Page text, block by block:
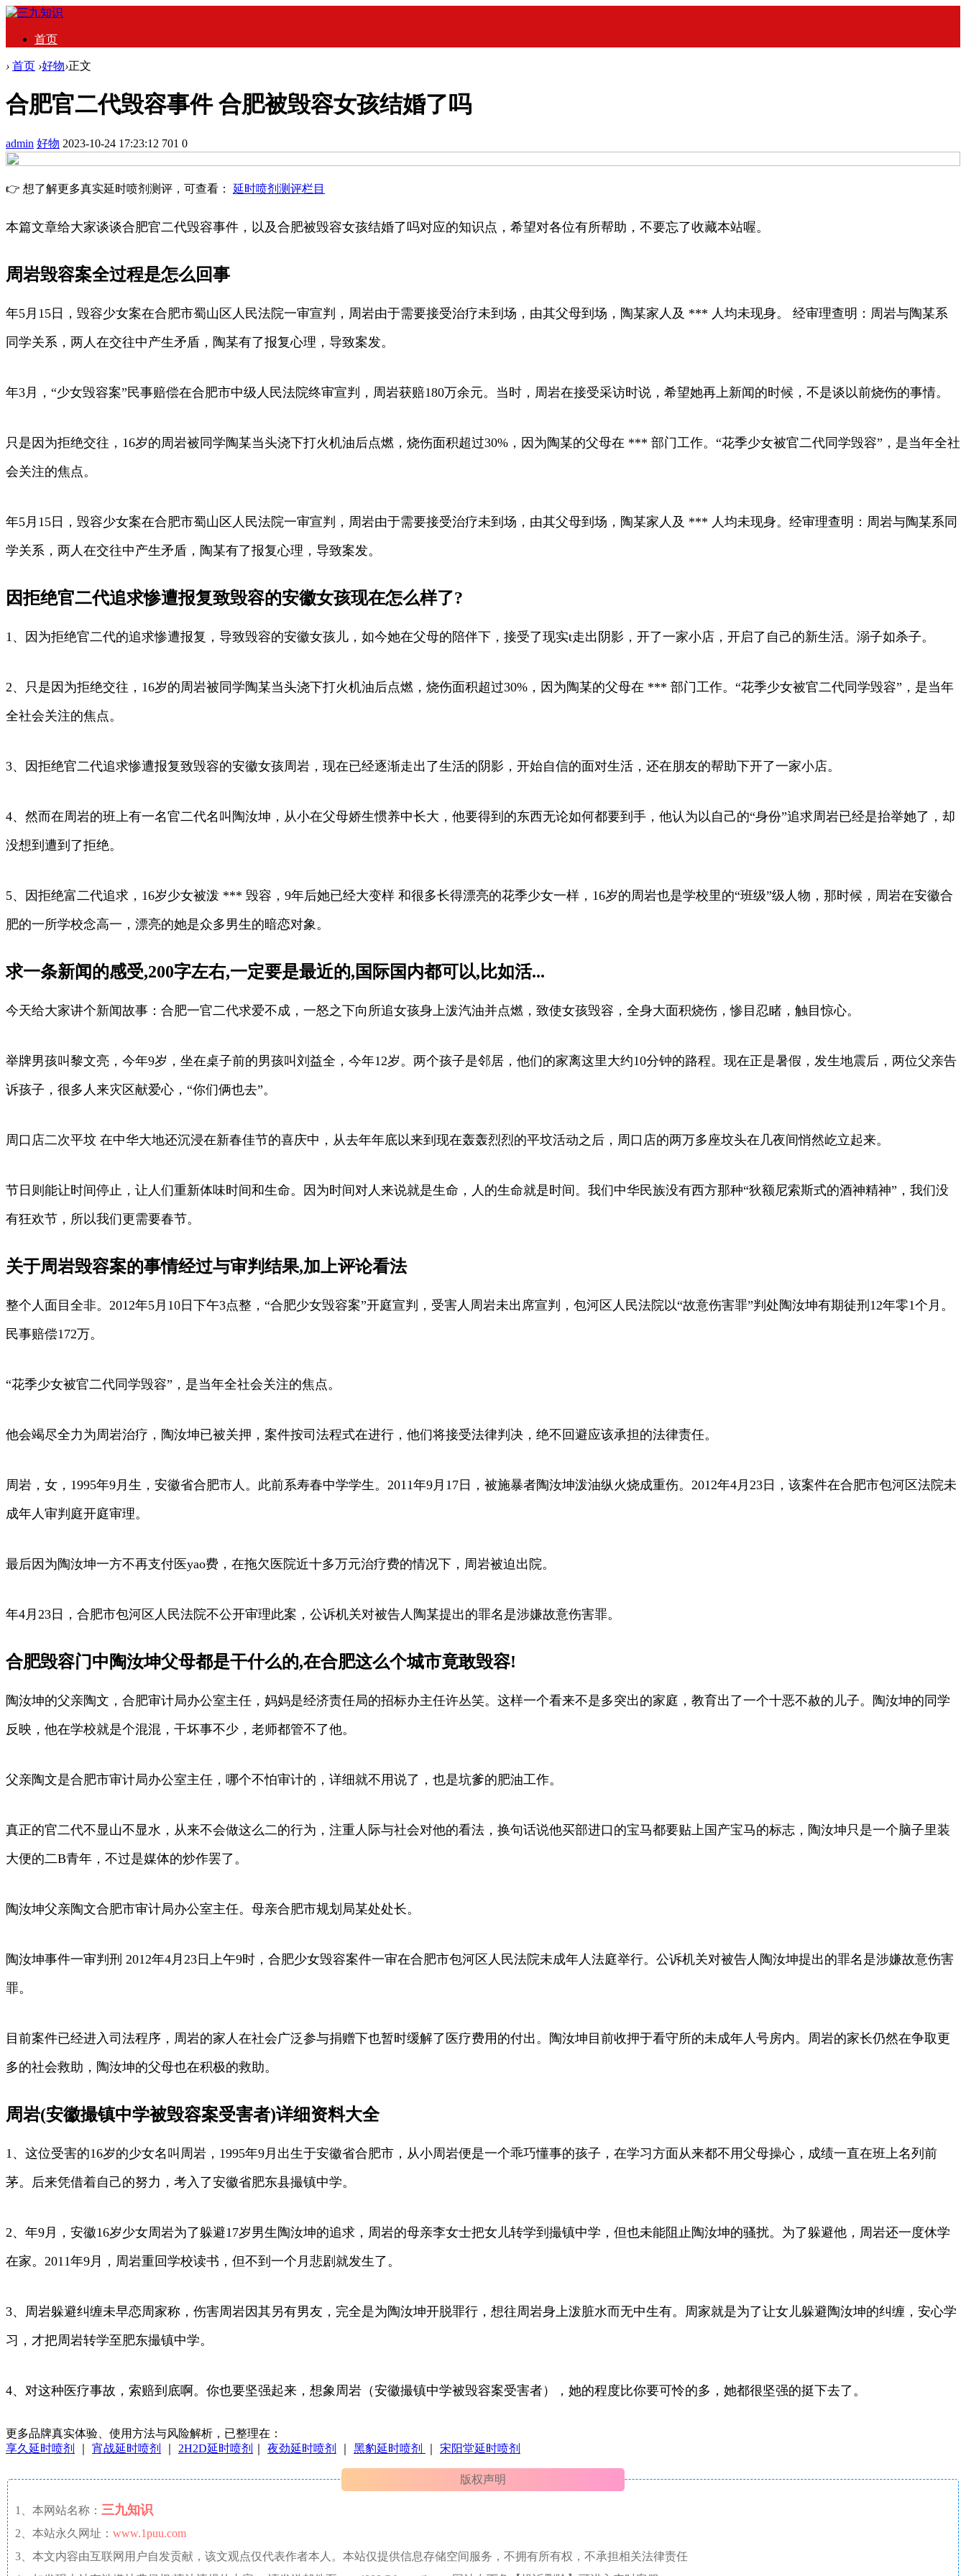
首页
› 首页 ›好物›正文
合肥官二代毁容事件 合肥被毁容女孩结婚了吗
admin 好物 2023-10-24 17:23:12 701 0
👉 想了解更多真实延时喷剂测评，可查看： 延时喷剂测评栏目
本篇文章给大家谈谈合肥官二代毁容事件，以及合肥被毁容女孩结婚了吗对应的知识点，希望对各位有所帮助，不要忘了收藏本站喔。
周岩毁容案全过程是怎么回事
年5月15日，毁容少女案在合肥市蜀山区人民法院一审宣判，周岩由于需要接受治疗未到场，由其父母到场，陶某家人及 *** 人均未现身。 经审理查明：周岩与陶某系
同学关系，两人在交往中产生矛盾，陶某有了报复心理，导致案发。
年3月，“少女毁容案”民事赔偿在合肥市中级人民法院终审宣判，周岩获赔180万余元。当时，周岩在接受采访时说，希望她再上新闻的时候，不是谈以前烧伤的事情。
只是因为拒绝交往，16岁的周岩被同学陶某当头浇下打火机油后点燃，烧伤面积超过30%，因为陶某的父母在 *** 部门工作。“花季少女被官二代同学毁容”，是当年全社
会关注的焦点。
年5月15日，毁容少女案在合肥市蜀山区人民法院一审宣判，周岩由于需要接受治疗未到场，由其父母到场，陶某家人及 *** 人均未现身。经审理查明：周岩与陶某系同
学关系，两人在交往中产生矛盾，陶某有了报复心理，导致案发。
因拒绝官二代追求惨遭报复致毁容的安徽女孩现在怎么样了?
1、因为拒绝官二代的追求惨遭报复，导致毁容的安徽女孩儿，如今她在父母的陪伴下，接受了现实t走出阴影，开了一家小店，开启了自己的新生活。溺子如杀子。
2、只是因为拒绝交往，16岁的周岩被同学陶某当头浇下打火机油后点燃，烧伤面积超过30%，因为陶某的父母在 *** 部门工作。“花季少女被官二代同学毁容”，是当年
全社会关注的焦点。
3、因拒绝官二代追求惨遭报复致毁容的安徽女孩周岩，现在已经逐渐走出了生活的阴影，开始自信的面对生活，还在朋友的帮助下开了一家小店。
4、然而在周岩的班上有一名官二代名叫陶汝坤，从小在父母娇生惯养中长大，他要得到的东西无论如何都要到手，他认为以自己的“身份”追求周岩已经是抬举她了，却
没想到遭到了拒绝。
5、因拒绝富二代追求，16岁少女被泼 *** 毁容，9年后她已经大变样 和很多长得漂亮的花季少女一样，16岁的周岩也是学校里的“班级”级人物，那时候，周岩在安徽合
肥的一所学校念高一，漂亮的她是众多男生的暗恋对象。
求一条新闻的感受,200字左右,一定要是最近的,国际国内都可以,比如活...
今天给大家讲个新闻故事：合肥一官二代求爱不成，一怒之下向所追女孩身上泼汽油并点燃，致使女孩毁容，全身大面积烧伤，惨目忍睹，触目惊心。
举牌男孩叫黎文亮，今年9岁，坐在桌子前的男孩叫刘益全，今年12岁。两个孩子是邻居，他们的家离这里大约10分钟的路程。现在正是暑假，发生地震后，两位父亲告
诉孩子，很多人来灾区献爱心，“你们俩也去”。
周口店二次平坟 在中华大地还沉浸在新春佳节的喜庆中，从去年年底以来到现在轰轰烈烈的平坟活动之后，周口店的两万多座坟头在几夜间悄然屹立起来。
节日则能让时间停止，让人们重新体味时间和生命。因为时间对人来说就是生命，人的生命就是时间。我们中华民族没有西方那种“狄额尼索斯式的酒神精神”，我们没
有狂欢节，所以我们更需要春节。
关于周岩毁容案的事情经过与审判结果,加上评论看法
整个人面目全非。2012年5月10日下午3点整，“合肥少女毁容案”开庭宣判，受害人周岩未出席宣判，包河区人民法院以“故意伤害罪”判处陶汝坤有期徒刑12年零1个月。
民事赔偿172万。
“花季少女被官二代同学毁容”，是当年全社会关注的焦点。
他会竭尽全力为周岩治疗，陶汝坤已被关押，案件按司法程式在进行，他们将接受法律判决，绝不回避应该承担的法律责任。
周岩，女，1995年9月生，安徽省合肥市人。此前系寿春中学学生。2011年9月17日，被施暴者陶汝坤泼油纵火烧成重伤。2012年4月23日，该案件在合肥市包河区法院未
成年人审判庭开庭审理。
最后因为陶汝坤一方不再支付医yao费，在拖欠医院近十多万元治疗费的情况下，周岩被迫出院。
年4月23日，合肥市包河区人民法院不公开审理此案，公诉机关对被告人陶某提出的罪名是涉嫌故意伤害罪。
合肥毁容门中陶汝坤父母都是干什么的,在合肥这么个城市竟敢毁容!
陶汝坤的父亲陶文，合肥审计局办公室主任，妈妈是经济责任局的招标办主任许丛笑。这样一个看来不是多突出的家庭，教育出了一个十恶不赦的儿子。陶汝坤的同学
反映，他在学校就是个混混，干坏事不少，老师都管不了他。
父亲陶文是合肥市审计局办公室主任，哪个不怕审计的，详细就不用说了，也是坑爹的肥油工作。
真正的官二代不显山不显水，从来不会做这么二的行为，注重人际与社会对他的看法，换句话说他买部进口的宝马都要贴上国产宝马的标志，陶汝坤只是一个脑子里装
大便的二B青年，不过是媒体的炒作罢了。
陶汝坤父亲陶文合肥市审计局办公室主任。母亲合肥市规划局某处处长。
陶汝坤事件一审判刑 2012年4月23日上午9时，合肥少女毁容案件一审在合肥市包河区人民法院未成年人法庭举行。公诉机关对被告人陶汝坤提出的罪名是涉嫌故意伤害
罪。
目前案件已经进入司法程序，周岩的家人在社会广泛参与捐赠下也暂时缓解了医疗费用的付出。陶汝坤目前收押于看守所的未成年人号房内。周岩的家长仍然在争取更
多的社会救助，陶汝坤的父母也在积极的救助。
周岩(安徽撮镇中学被毁容案受害者)详细资料大全
1、这位受害的16岁的少女名叫周岩，1995年9月出生于安徽省合肥市，从小周岩便是一个乖巧懂事的孩子，在学习方面从来都不用父母操心，成绩一直在班上名列前
茅。后来凭借着自己的努力，考入了安徽省肥东县撮镇中学。
2、年9月，安徽16岁少女周岩为了躲避17岁男生陶汝坤的追求，周岩的母亲李女士把女儿转学到撮镇中学，但也未能阻止陶汝坤的骚扰。为了躲避他，周岩还一度休学
在家。2011年9月，周岩重回学校读书，但不到一个月悲剧就发生了。
3、周岩躲避纠缠未早恋周家称，伤害周岩因其另有男友，完全是为陶汝坤开脱罪行，想往周岩身上泼脏水而无中生有。周家就是为了让女儿躲避陶汝坤的纠缠，安心学
习，才把周岩转学至肥东撮镇中学。
4、对这种医疗事故，索赔到底啊。你也要坚强起来，想象周岩（安徽撮镇中学被毁容案受害者），她的程度比你要可怜的多，她都很坚强的挺下去了。
更多品牌真实体验、使用方法与风险解析，已整理在：
享久延时喷剂
宵战延时喷剂 2H2D延时喷剂 夜劲延时喷剂 黑豹延时喷剂 宋阳堂延时喷剂
版权声明
1、本网站名称： 三九知识
2、本站永久网址： www.1puu.com
3、本文内容由互联网用户自发贡献，该文观点仅代表作者本人。本站仅提供信息存储空间服务，不拥有所有权，不承担相关法律责任